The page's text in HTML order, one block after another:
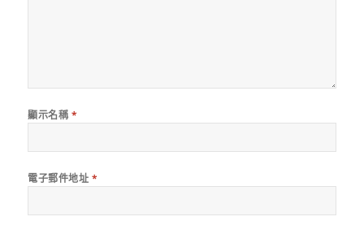
顯示名稱 *
電子郵件地址 *